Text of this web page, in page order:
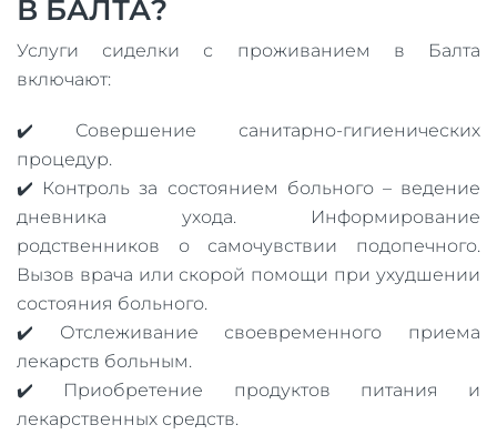
В БАЛТА?
Услуги сиделки с проживанием в Балта
включают:
✔️ Совершение санитарно-гигиенических
процедур.
✔️ Контроль за состоянием больного – ведение
дневника ухода. Информирование
родственников о самочувствии подопечного.
Вызов врача или скорой помощи при ухудшении
состояния больного.
✔️ Отслеживание своевременного приема
лекарств больным.
✔️ Приобретение продуктов питания и
лекарственных средств.